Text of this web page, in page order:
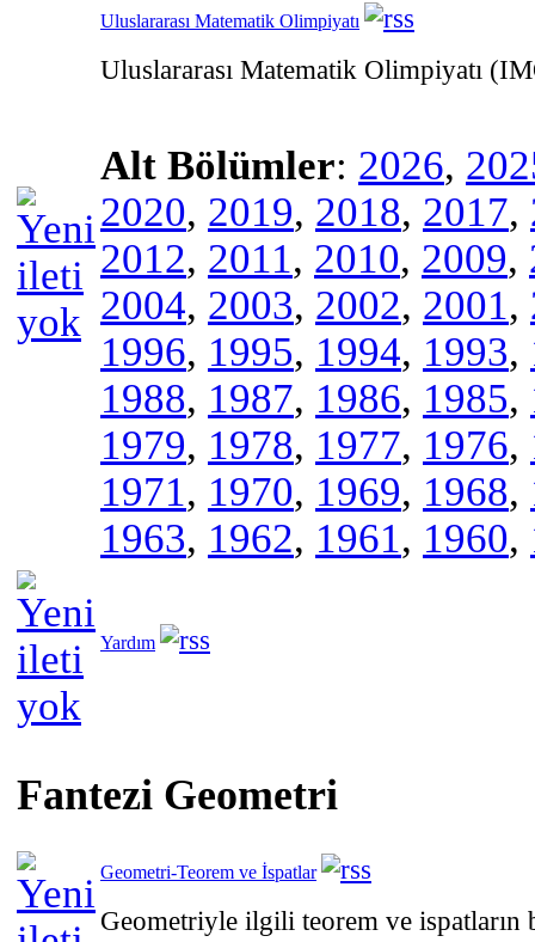
Uluslararası Matematik Olimpiyatı
Uluslararası Matematik Olimpiyatı
Alt Bölümler: 2026,
2020, 2019, 2018, 2017,
2012, 2011, 2010, 2009,
2004, 2003, 2002, 2001,
1996, 1995, 1994, 1993,
1988, 1987, 1986, 1985,
1979, 1978, 1977, 1976,
1971, 1970, 1969, 1968,
1963, 1962, 1961, 1960,
Yardım
Fantezi Geometri
Geometri-Teorem ve İspatlar
Geometriyle ilgili teorem ve